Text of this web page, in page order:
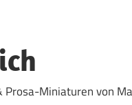
Prosa-Miniaturen von